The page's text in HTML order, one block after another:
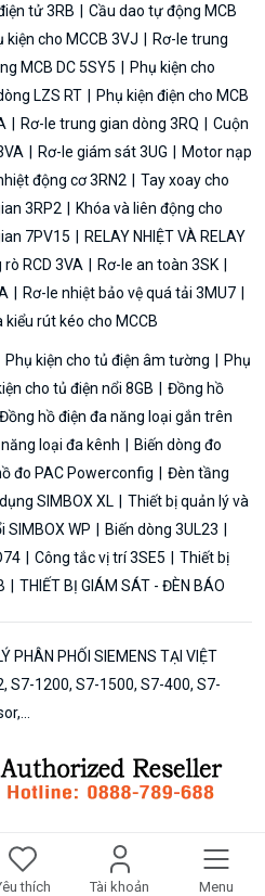
thích Tài khoản Menu
tử 3RB
Cầu dao tự động MCB
kiện cho MCCB 3VJ
Rơ-le trung
MCB DC 5SY5
Phụ kiện cho
LZS RT
Phụ kiện điện cho MCB
Rơ-le trung gian dòng 3RQ
Cuộn
Rơ-le giám sát 3UG
Motor nạp
động cơ 3RN2
Tay xoay cho
3RP2
Khóa và liên động cho
7PV15
RELAY NHIỆT VÀ RELAY
RCD 3VA
Rơ-le an toàn 3SK
Rơ-le nhiệt bảo vệ quá tải 3MU7
kiểu rút kéo cho MCCB
Phụ kiện cho tủ điện âm tường
Phụ
cho tủ điện nổi 8GB
Đồng hồ
Đồng hồ điện đa năng loại gắn trên
loại đa kênh
Biến dòng đo
đo PAC Powerconfig
Đèn tầng
SIMBOX XL
Thiết bị quản lý và
SIMBOX WP
Biến dòng 3UL23
Công tắc vị trí 3SE5
Thiết bị
THIẾT BỊ GIÁM SÁT - ĐÈN BÁO
PHÂN PHỐI SIEMENS TẠI VIỆT
S7-1200, S7-1500, S7-400, S7-